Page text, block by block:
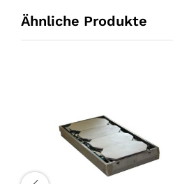
Ähnliche Produkte